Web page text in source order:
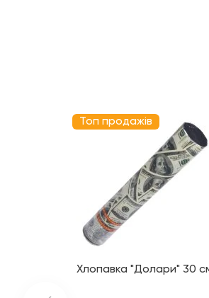
Топ продажів
Хлопавка "Долари" 30